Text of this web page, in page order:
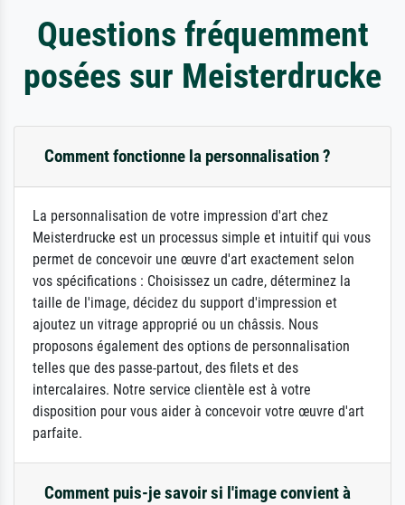
Questions fréquemment
posées sur Meisterdrucke
Comment fonctionne la personnalisation ?
La personnalisation de votre impression d'art chez
Meisterdrucke est un processus simple et intuitif qui vous
permet de concevoir une œuvre d'art exactement selon
vos spécifications : Choisissez un cadre, déterminez la
taille de l'image, décidez du support d'impression et
ajoutez un vitrage approprié ou un châssis. Nous
proposons également des options de personnalisation
telles que des passe-partout, des filets et des
intercalaires. Notre service clientèle est à votre
disposition pour vous aider à concevoir votre œuvre d'art
parfaite.
Comment puis-je savoir si l'image convient à